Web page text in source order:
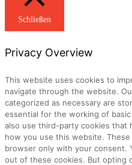
Schließen
Privacy Overview
This website uses cookies to
navigate through the website.
categorized as necessary are
essential for the working of
also use third-party cookies that
how you use this website.
browser only with your consent.
out of these cookies. But opting